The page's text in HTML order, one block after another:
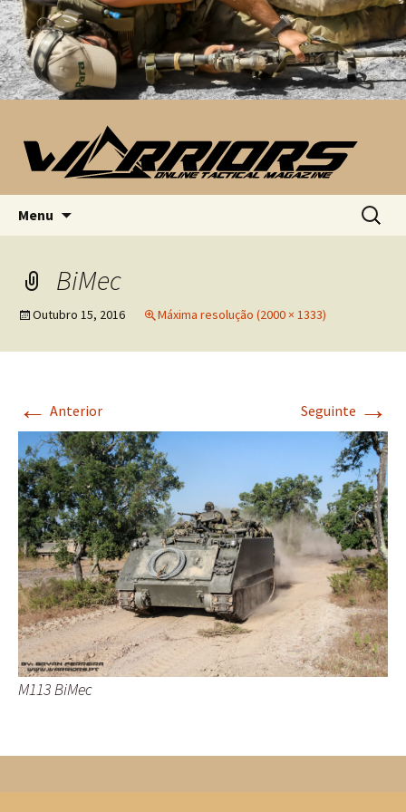
Menu
por:
BiMec
Outubro 15, 2016 Máxima resolução (2000 × 1333)
← Anterior Seguinte →
M113 BiMec